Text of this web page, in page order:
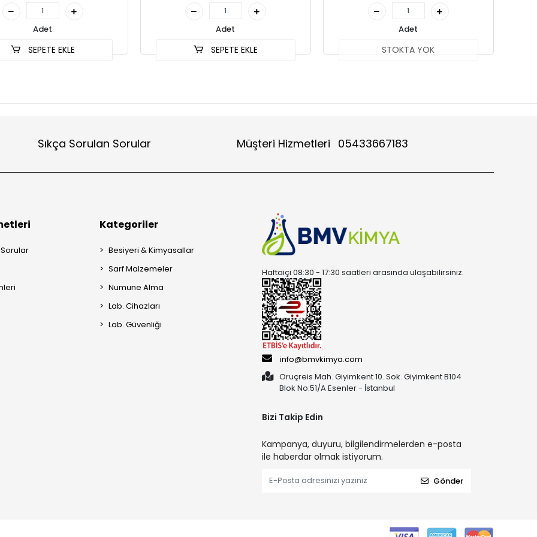
Adet
SEPETE EKLE
Adet
SEPETE EKLE
Adet
STOKTA YOK
Sıkça Sorulan Sorular Müşteri Hizmetleri 05433667183
Kategoriler
Besiyeri & Kimyasallar
Sarf Malzemeler
Numune Alma
Lab. Cihazları
Lab. Güvenliği
Haftaiçi 08:30 - 17:30 saatleri arasında ulaşabilirsiniz.
info@bmvkimya.com
Oruçreis Mah. Giyimkent 10. Sok. Giyimkent B104
Blok No:51/A Esenler - İstanbul
Bizi Takip Edin
Kampanya, duyuru, bilgilendirmelerden e-posta
ile haberdar olmak istiyorum.
Gönder